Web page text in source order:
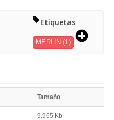
Etiquetas
MERLÍN (1)
Tamaño
9.965 Kb